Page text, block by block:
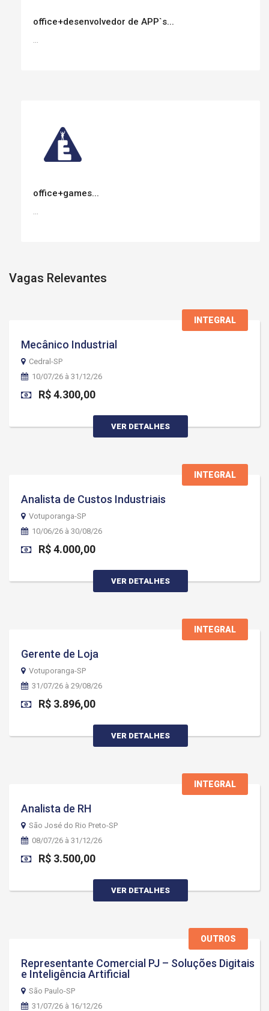
office+desenvolvedor de APP`s...
...
office+games...
...
Vagas Relevantes
INTEGRAL
Mecânico Industrial
Cedral-SP
10/07/26 à 31/12/26
R$ 4.300,00
VER DETALHES
INTEGRAL
Analista de Custos Industriais
Votuporanga-SP
10/06/26 à 30/08/26
R$ 4.000,00
VER DETALHES
INTEGRAL
Gerente de Loja
Votuporanga-SP
31/07/26 à 29/08/26
R$ 3.896,00
VER DETALHES
INTEGRAL
Analista de RH
São José do Rio Preto-SP
08/07/26 à 31/12/26
R$ 3.500,00
VER DETALHES
OUTROS
Representante Comercial PJ – Soluções Digitais
e Inteligência Artificial
São Paulo-SP
31/07/26 à 16/12/26